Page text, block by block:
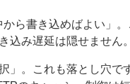
から書き込めばよい」
込み遅延は隠せません
」。これも落とし穴